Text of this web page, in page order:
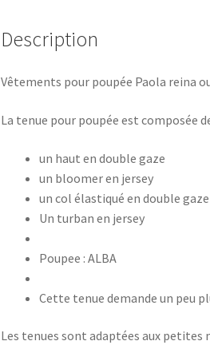
Description
Vêtements pour poupée Paola reina
La tenue pour poupée est composée
un haut en double gaze
un bloomer en jersey
un col élastiqué en double gaze
Un turban en jersey
Poupee : ALBA
Cette tenue demande un peu
Les tenues sont adaptées aux